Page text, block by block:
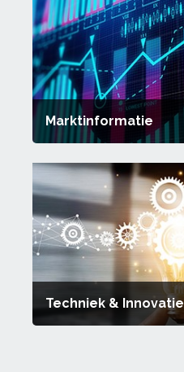
Marktinformatie
Techniek & Innovatie